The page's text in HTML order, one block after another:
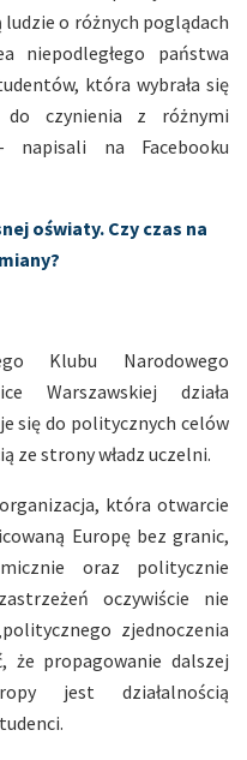
o różnych poglądach
niepodległego państwa
która wybrała się
czynienia z różnymi
napisali na Facebooku
oświaty. Czy czas na
Klubu Narodowego
Warszawskiej działa
się do politycznych celów
ze strony władz uczelni.
która otwarcie
Europę bez granic,
oraz politycznie
oczywiście nie
zjednoczenia
że propagowanie dalszej
jest działalnością